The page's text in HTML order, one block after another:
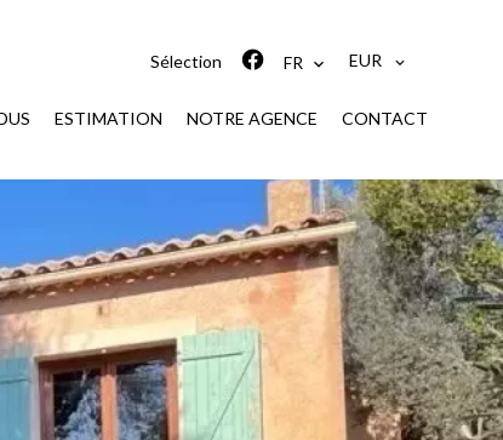
Sélection FR EUR
ESTIMATION NOTRE AGENCE CONTACT